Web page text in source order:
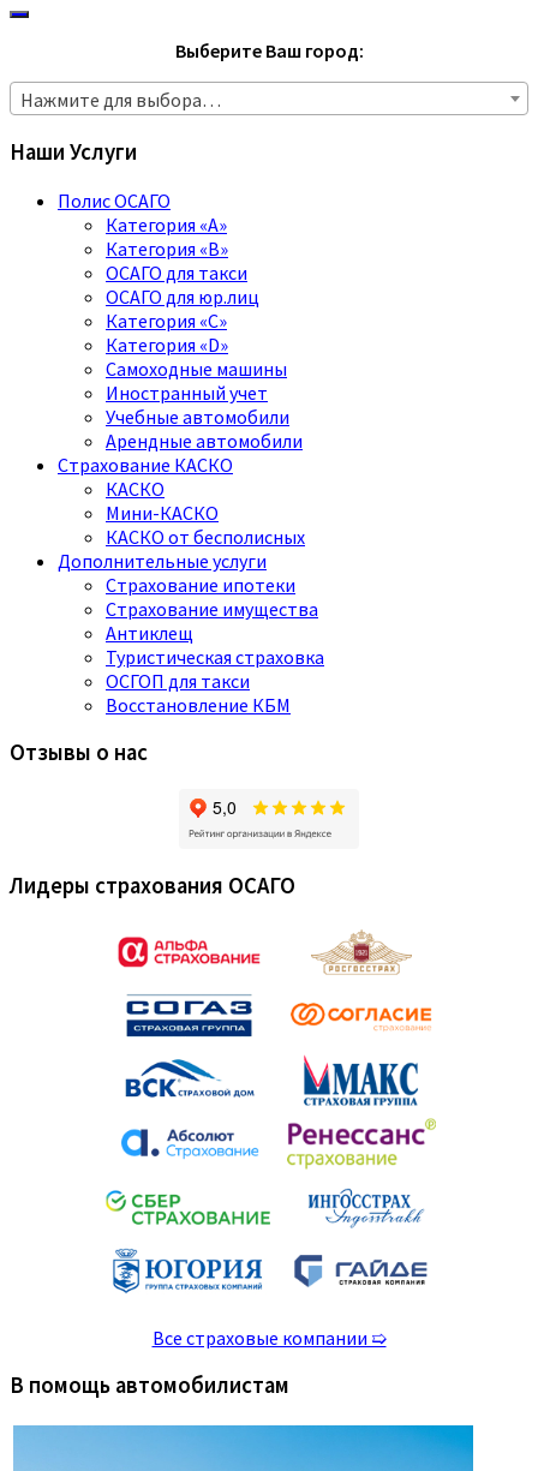
Выберите Ваш город:
Нажмите для выбора…
Наши Услуги
Полис ОСАГО
Категория «A»
Категория «B»
ОСАГО для такси
ОСАГО для юр.лиц
Категория «C»
Категория «D»
Самоходные машины
Иностранный учет
Учебные автомобили
Арендные автомобили
Страхование КАСКО
КАСКО
Мини-КАСКО
КАСКО от бесполисных
Дополнительные услуги
Страхование ипотеки
Страхование имущества
Антиклещ
Туристическая страховка
ОСГОП для такси
Восстановление КБМ
Отзывы о нас
Лидеры страхования ОСАГО
Все страховые компании ➯
В помощь автомобилистам